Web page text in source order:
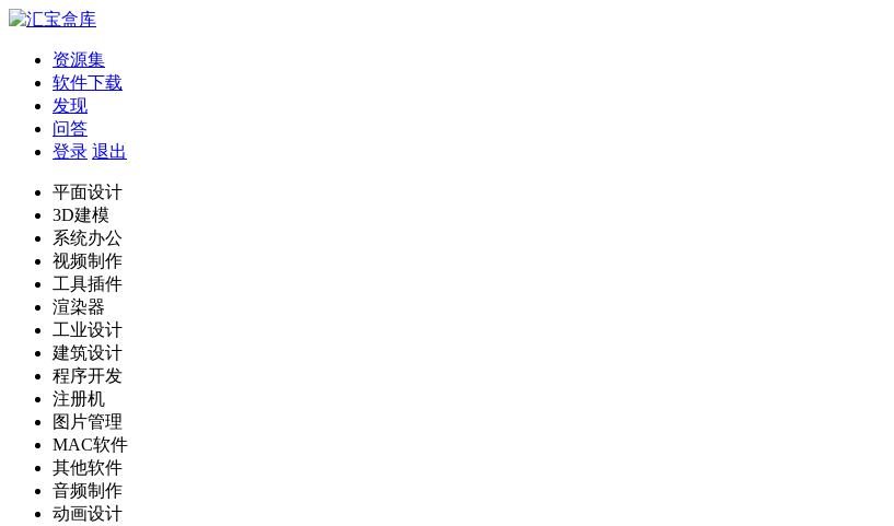
资源集
软件下载
发现
问答
登录 退出
平面设计
3D建模
系统办公
视频制作
工具插件
渲染器
工业设计
建筑设计
程序开发
注册机
图片管理
MAC软件
其他软件
音频制作
动画设计